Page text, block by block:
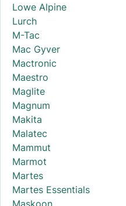
Lowe Alpine
Lurch
M-Tac
Mac Gyver
Mactronic
Maestro
Maglite
Magnum
Makita
Malatec
Mammut
Marmot
Martes
Martes Essentials